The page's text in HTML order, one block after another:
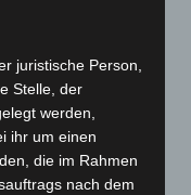
juristische Person,
Stelle, der
werden,
ihr um einen
die im Rahmen
nach dem